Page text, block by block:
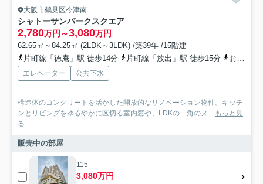
大阪市鶴見区今津南
シャトーサンパークスクエア
2,780万円～3,080万円
62.65㎡～84.25㎡ (2LDK～3LDK) /築39年 /15階建
片町線「徳庵」駅 徒歩14分
片町線「放出」駅 徒歩15分 おおさか東線「高井田中央」駅 徒歩24分
エレベーター 公共下水
構造体のコンクリートを活かした開放的なリノベーション物件。キッチ
ンとリビングをゆるやかに区切る室内窓や、LDKの一角のヌ... もっと見
る
販売中の部屋
115
3,080万円